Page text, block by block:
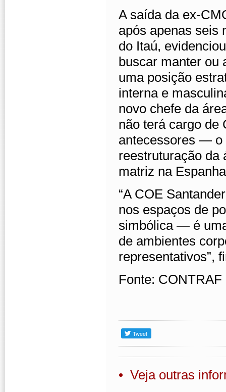
A saída da ex-
após apenas seis
do Itaú,
buscar manter ou
uma posição
interna e
novo chefe da
não terá cargo de
antecessores — o
reestruturação da
matriz na
“A COE
nos espaços de
simbólica — é
de ambientes
representativos”,
Fonte: CONTRAF
• Veja outras